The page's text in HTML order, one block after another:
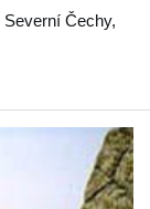
Severní Čechy,